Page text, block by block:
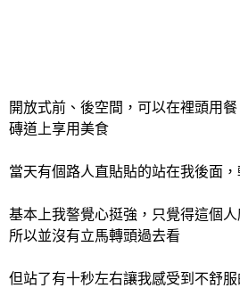
開放式前、後空間，可以在裡頭用
磚道上享用美食
當天有個路人直貼貼的站在我後面
基本上我謷覺心挺強，只覺得這個
所以並沒有立馬轉頭過去看
但站了有十秒左右讓我感受到不舒